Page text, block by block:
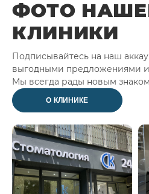
ФОТО
КЛИНИКИ
Подписывайтесь на наш
выгодными предложениями и
Мы всегда рады новым
О КЛИНИКЕ